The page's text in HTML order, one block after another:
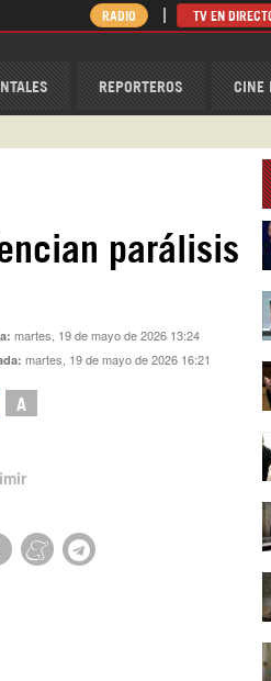
REPORTEROS CINE
RADIO TV EN
parálisis
martes, 19 de mayo de 2026 13:24
martes, 19 de mayo de 2026 16:21
A